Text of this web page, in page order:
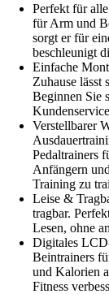
Perfekt für
für Arm und
sorgt er für
beschleunigt
Einfache
Zuhause lässt
Beginnen Sie
Verstellbarer
Pedaltrainers
Anfängern
Training zu
Leise &
tragbar.
Lesen, ohne
Digitales
Beintrainers
und Kalorien
Fitness